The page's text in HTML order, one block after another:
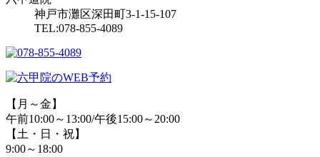
神戸市灘区深田町3-1-15-107
TEL:078-855-4089
【月～金】
午前10:00～13:00/午後15:00～20:00
【土・日・祝】
9:00～18:00